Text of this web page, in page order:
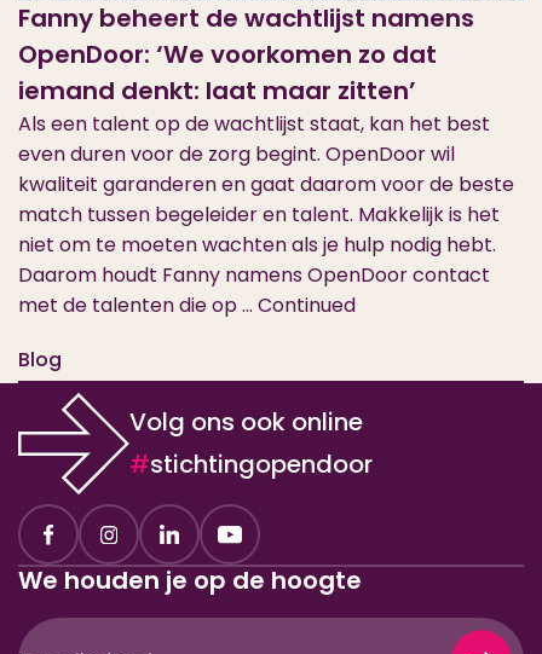
Fanny beheert de wachtlijst namens
OpenDoor: ‘We voorkomen zo dat
iemand denkt: laat maar zitten’
Blog
Als een talent op de wachtlijst staat, kan het best
even duren voor de zorg begint. OpenDoor wil
kwaliteit garanderen en gaat daarom voor de beste
match tussen begeleider en talent. Makkelijk is het
niet om te moeten wachten als je hulp nodig hebt.
Daarom houdt Fanny namens OpenDoor contact
met de talenten die op … Continued
Volg ons ook online
#stichtingopendoor
We houden je op de hoogte
E-